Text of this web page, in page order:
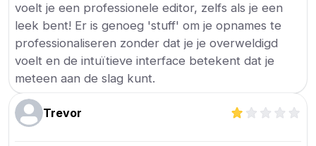
voelt je een professionele editor, zelfs als je een
leek bent! Er is genoeg 'stuff' om je opnames te
professionaliseren zonder dat je je overweldigd
voelt en de intuïtieve interface betekent dat je
meteen aan de slag kunt.
Trevor